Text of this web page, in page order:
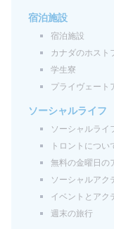
宿泊施設
宿泊施設
カナダのホスト
学生寮
プライヴェート
ソーシャルライフ
ソーシャルライ
トロントについ
無料の金曜日の
ソーシャルアク
イベントとアク
週末の旅行